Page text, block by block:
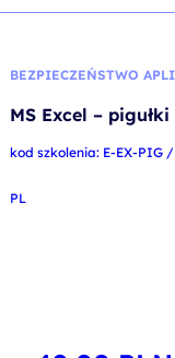
BEZPIECZEŃSTWO
MS Excel –
kod szkolenia: E-EX-PIG
PL